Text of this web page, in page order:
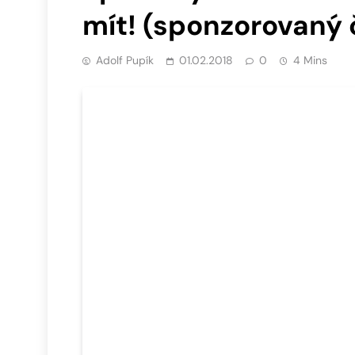
mít! (sponzorovaný
Adolf Pupík 01.02.2018 0 4 Mins